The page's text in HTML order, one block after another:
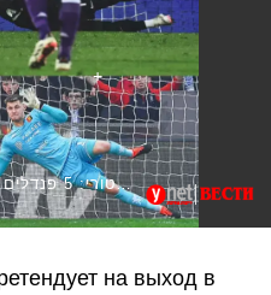
711540#היסטורי: 5 פנדלים מוחמצים במחזור אחד
на выход в